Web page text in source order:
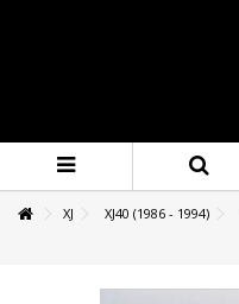
XJ XJ40 (1986 - 1994)